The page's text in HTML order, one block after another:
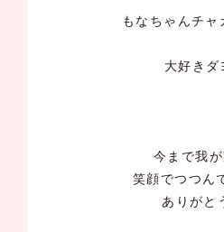
もなちゃんチャ
大好きダ
今まで我
笑顔でつつん
ありがと